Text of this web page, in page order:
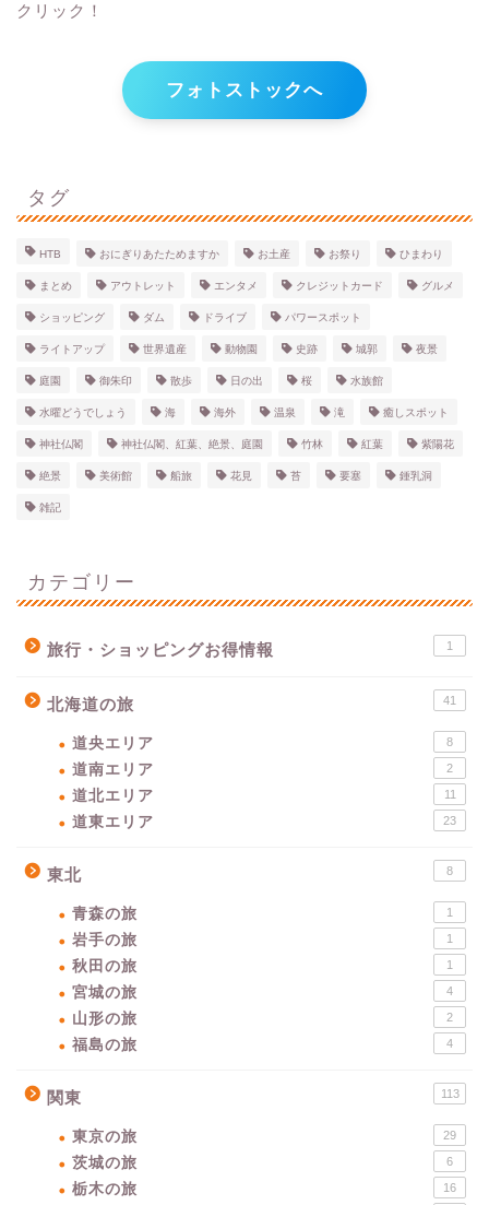
クリック！
フォトストックへ
タグ
HTB おにぎりあたためますか お土産 お祭り ひまわり
まとめ アウトレット エンタメ クレジットカード グルメ
ショッピング ダム ドライブ パワースポット
ライトアップ 世界遺産 動物園 史跡 城郭 夜景
庭園 御朱印 散歩 日の出 桜 水族館
水曜どうでしょう 海 海外 温泉 滝 癒しスポット
神社仏閣 神社仏閣、紅葉、絶景、庭園 竹林 紅葉 紫陽花
絶景 美術館 船旅 花見 苔 要塞 鍾乳洞
雑記
カテゴリー
旅行・ショッピングお得情報 1
北海道の旅 41
道央エリア 8
道南エリア 2
道北エリア 11
道東エリア 23
東北 8
青森の旅 1
岩手の旅 1
秋田の旅 1
宮城の旅 4
山形の旅 2
福島の旅 4
関東 113
東京の旅 29
茨城の旅 6
栃木の旅 16